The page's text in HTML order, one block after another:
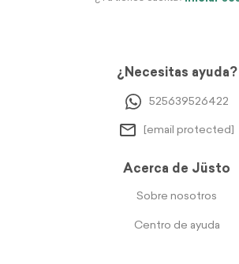
¿Necesitas ayuda?
525639526422
[email protected]
Acerca de Jüsto
Sobre nosotros
Centro de ayuda